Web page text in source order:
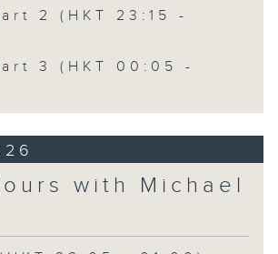
2 (HKT 23:15 -
3 (HKT 00:05 -
with Michael